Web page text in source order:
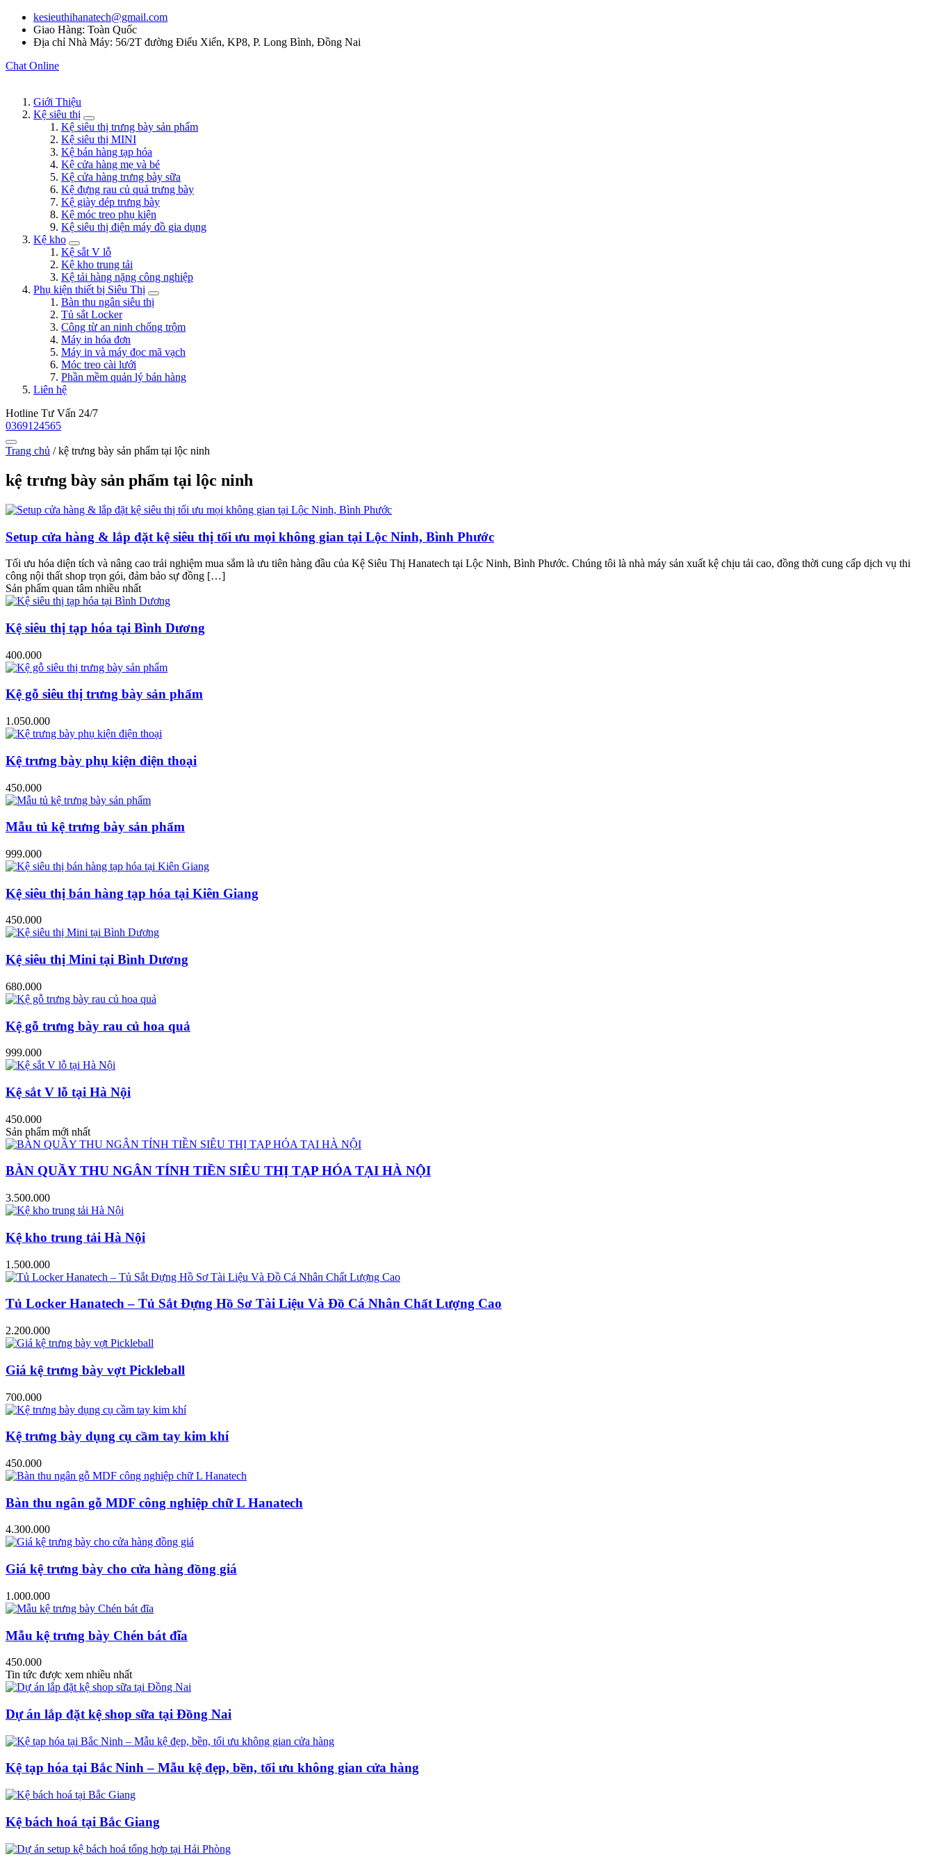
kesieuthihanatech@gmail.com
Giao Hàng: Toàn Quốc
Địa chỉ Nhà Máy: 56/2T đường Điểu Xiển, KP8, P. Long Bình, Đồng Nai
Chat Online
Giới Thiệu
Kệ siêu thị
Kệ siêu thị trưng bày sản phẩm
Kệ siêu thị MINI
Kệ bán hàng tạp hóa
Kệ cửa hàng mẹ và bé
Kệ cửa hàng trưng bày sữa
Kệ đựng rau củ quả trưng bày
Kệ giày dép trưng bày
Kệ móc treo phụ kiện
Kệ siêu thị điện máy đồ gia dụng
Kệ kho
Kệ sắt V lỗ
Kệ kho trung tải
Kệ tải hàng nặng công nghiệp
Phụ kiện thiết bị Siêu Thị
Bàn thu ngân siêu thị
Tủ sắt Locker
Công từ an ninh chống trộm
Máy in hóa đơn
Máy in và máy đọc mã vạch
Móc treo cài lưới
Phần mềm quản lý bán hàng
Liên hệ
Hotline Tư Vấn 24/7
0369124565
Trang chủ /kệ trưng bày sản phẩm tại lộc ninh
kệ trưng bày sản phẩm tại lộc ninh
Setup cửa hàng & lắp đặt kệ siêu thị tối ưu mọi không gian tại Lộc Ninh, Bình Phước
Tối ưu hóa diện tích và nâng cao trải nghiệm mua sắm là ưu tiên hàng đầu của Kệ Siêu Thị Hanatech tại Lộc Ninh, Bình Phước. Chúng tôi là nhà máy sản xuất kệ chịu tải cao, đồng thời cung cấp dịch vụ thi
công nội thất shop trọn gói, đảm bảo sự đồng […]
Sản phẩm quan tâm nhiều nhất
Kệ siêu thị tạp hóa tại Bình Dương
400.000
Kệ gỗ siêu thị trưng bày sản phẩm
1.050.000
Kệ trưng bày phụ kiện điện thoại
450.000
Mẫu tủ kệ trưng bày sản phẩm
999.000
Kệ siêu thị bán hàng tạp hóa tại Kiên Giang
450.000
Kệ siêu thị Mini tại Bình Dương
680.000
Kệ gỗ trưng bày rau củ hoa quả
999.000
Kệ sắt V lỗ tại Hà Nội
450.000
Sản phẩm mới nhất
BÀN QUẦY THU NGÂN TÍNH TIỀN SIÊU THỊ TẠP HÓA TẠI HÀ NỘI
3.500.000
Kệ kho trung tải Hà Nội
1.500.000
Tủ Locker Hanatech – Tủ Sắt Đựng Hồ Sơ Tài Liệu Và Đồ Cá Nhân Chất Lượng Cao
2.200.000
Giá kệ trưng bày vợt Pickleball
700.000
Kệ trưng bày dụng cụ cầm tay kim khí
450.000
Bàn thu ngân gỗ MDF công nghiệp chữ L Hanatech
4.300.000
Giá kệ trưng bày cho cửa hàng đồng giá
1.000.000
Mẫu kệ trưng bày Chén bát đĩa
450.000
Tin tức được xem nhiều nhất
Dự án lắp đặt kệ shop sữa tại Đồng Nai
Kệ tạp hóa tại Bắc Ninh – Mẫu kệ đẹp, bền, tối ưu không gian cửa hàng
Kệ bách hoá tại Bắc Giang